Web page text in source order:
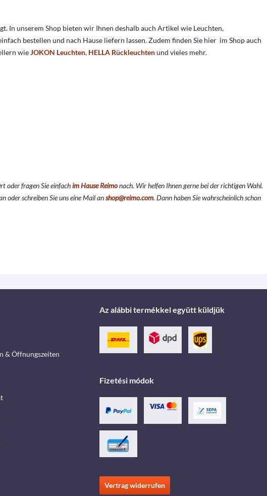
In unserem Shop bieten wir Ihnen deshalb auch Artikel wie Leuchten,
bestellen und nach Hause liefern lassen. Zudem finden Sie hier im Shop auch
wieJOKON Leuchten, HELLA Rückleuchtenund vieles mehr.
oder fragen Sie einfachim Hause Reimonach. Wir helfen Ihnen gerne bei der richtigen Wahl.
oder schreiben Sie uns eine Mail anshop@reimo.com. Dann haben Sie wahrscheinlich schon
& Öffnungszeiten
Az alábbi termékkel együtt küldjük
Fizetési módok
Vertrag widerrufen